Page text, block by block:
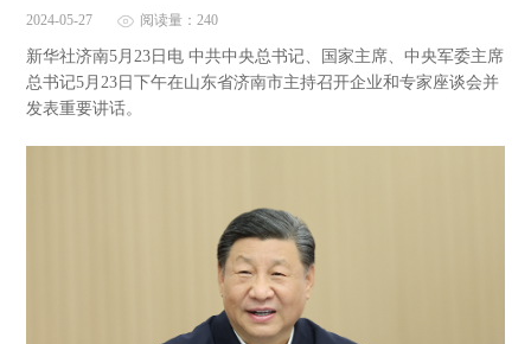
2024-05-27 阅读量：240
新华社济南5月23日电 中共中央总书记、国家主席、中央军委主席
总书记5月23日下午在山东省济南市主持召开企业和专家座谈会并
发表重要讲话。